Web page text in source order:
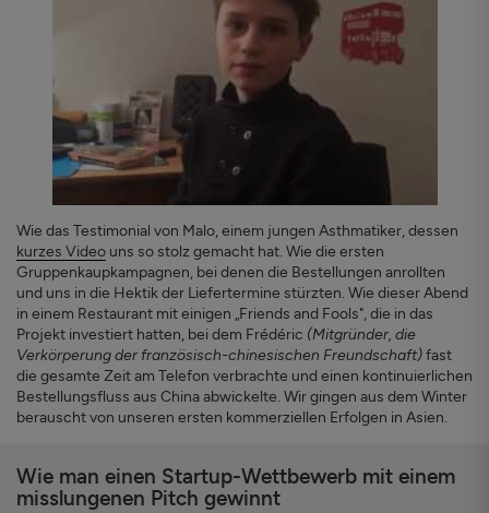
Wie das Testimonial von Malo, einem jungen Asthmatiker, dessen
kurzes Video uns so stolz gemacht hat. Wie die ersten
Gruppenkaupkampagnen, bei denen die Bestellungen anrollten
und uns in die Hektik der Liefertermine stürzten. Wie dieser Abend
in einem Restaurant mit einigen „Friends and Fools", die in das
Projekt investiert hatten, bei dem Frédéric (Mitgründer, die
Verkörperung der französisch-chinesischen Freundschaft)fast
die gesamte Zeit am Telefon verbrachte und einen kontinuierlichen
Bestellungsfluss aus China abwickelte. Wir gingen aus dem Winter
berauscht von unseren ersten kommerziellen Erfolgen in Asien.
Wie man einen Startup-Wettbewerb mit einem
misslungenen Pitch gewinnt